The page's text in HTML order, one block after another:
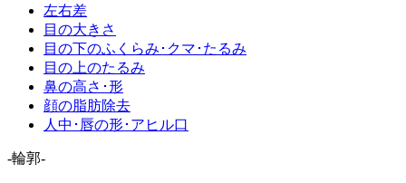
左右差
目の大きさ
目の下のふくらみ･クマ･たるみ
目の上のたるみ
鼻の高さ･形
顔の脂肪除去
人中･唇の形･アヒル口
-輪郭-